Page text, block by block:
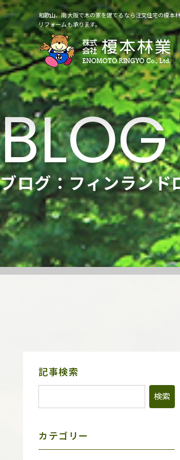
和歌山、南大阪で木の家を建てるなら注文住宅の榎本
リフォームも承ります。
ブログ：フィンランド
サ
ニ
記事検索
カテゴリー